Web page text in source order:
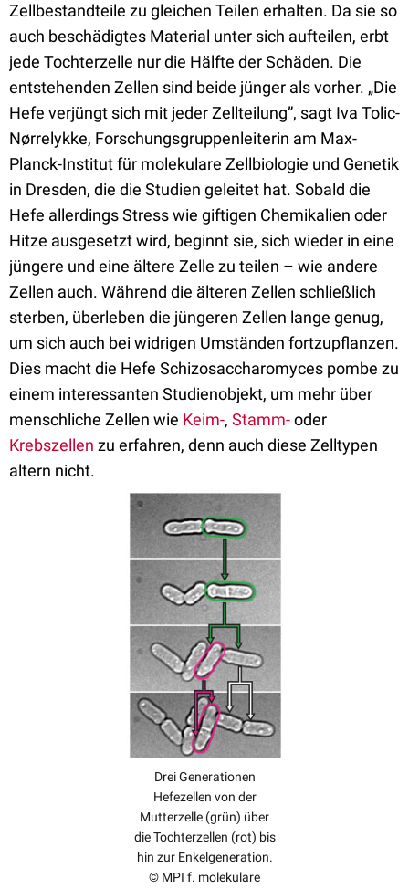
Zellbestandteile zu gleichen Teilen erhalten. Da sie so
auch beschädigtes Material unter sich aufteilen, erbt
jede Tochterzelle nur die Hälfte der Schäden. Die
entstehenden Zellen sind beide jünger als vorher. „Die
Hefe verjüngt sich mit jeder Zellteilung”, sagt Iva Tolic-
Nørrelykke, Forschungsgruppenleiterin am Max-
Planck-Institut für molekulare Zellbiologie und Genetik
in Dresden, die die Studien geleitet hat. Sobald die
Hefe allerdings Stress wie giftigen Chemikalien oder
Hitze ausgesetzt wird, beginnt sie, sich wieder in eine
jüngere und eine ältere Zelle zu teilen – wie andere
Zellen auch. Während die älteren Zellen schließlich
sterben, überleben die jüngeren Zellen lange genug,
um sich auch bei widrigen Umständen fortzupflanzen.
Dies macht die Hefe Schizosaccharomyces pombe zu
einem interessanten Studienobjekt, um mehr über
menschliche Zellen wie Keim-, Stamm-oder
Krebszellen zu erfahren, denn auch diese Zelltypen
altern nicht.
Drei Generationen
Hefezellen von der
Mutterzelle (grün) über
die Tochterzellen (rot) bis
hin zur Enkelgeneration.
© MPI f. molekulare